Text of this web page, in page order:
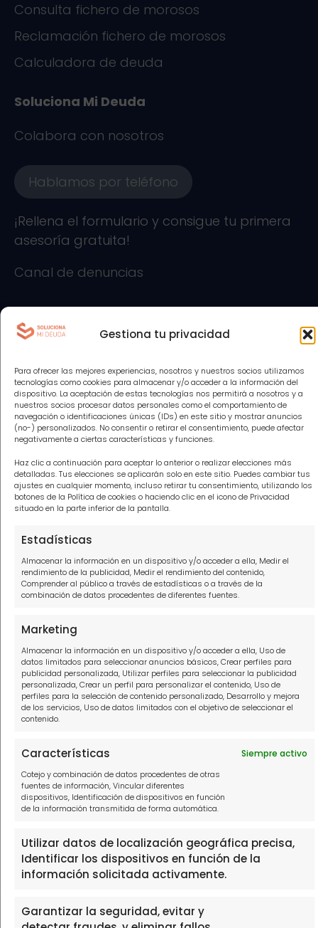
Gestiona tu privacidad
Para ofrecer las mejores experiencias, nosotros y nuestros socios utilizamos
tecnologías como cookies para almacenar y/o acceder a la información del
dispositivo. La aceptación de estas tecnologías nos permitirá a nosotros y a
nuestros socios procesar datos personales como el comportamiento de
navegación o identificaciones únicas (IDs) en este sitio y mostrar anuncios
(no-) personalizados. No consentir o retirar el consentimiento, puede afectar
negativamente a ciertas características y funciones.
Haz clic a continuación para aceptar lo anterior o realizar elecciones más
detalladas. Tus elecciones se aplicarán solo en este sitio. Puedes cambiar tus
ajustes en cualquier momento, incluso retirar tu consentimiento, utilizando los
botones de la Política de cookies o haciendo clic en el icono de Privacidad
situado en la parte inferior de la pantalla.
Estadísticas
Almacenar la información en un dispositivo y/o acceder a ella, Medir el
rendimiento de la publicidad, Medir el rendimiento del contenido,
Comprender al público a través de estadísticas o a través de la
combinación de datos procedentes de diferentes fuentes.
Marketing
Almacenar la información en un dispositivo y/o acceder a ella, Uso de
datos limitados para seleccionar anuncios básicos, Crear perfiles para
publicidad personalizada, Utilizar perfiles para seleccionar la publicidad
personalizada, Crear un perfil para personalizar el contenido, Uso de
perfiles para la selección de contenido personalizado, Desarrollo y mejora
de los servicios, Uso de datos limitados con el objetivo de seleccionar el
contenido.
Características Siempre activo
Cotejo y combinación de datos procedentes de otras
fuentes de información, Vincular diferentes
dispositivos, Identificación de dispositivos en función
de la información transmitida de forma automática.
Utilizar datos de localización geográfica precisa,
Identificar los dispositivos en función de la
información solicitada activamente.
Garantizar la seguridad, evitar y
Consulta fichero de morosos
Reclamación fichero de morosos
Calculadora de deuda
Soluciona Mi Deuda
Colabora con nosotros
Hablamos por teléfono
¡Rellena el formulario y consigue tu primera
asesoría gratuita!
Canal de denuncias
Abogados para tus deudas Sevilla
Abogados para tus deudas Barcelona
Abogados para tus deudas Alicante
Abogados para tus deudas Las Palmas
Abogados para tus deudas Málaga
Abogados para tus deudas Tenerife
Abogados para tus deudas Valencia
Información
Política de privacidad
Política de cookies
Aviso Legal
Contacto
910916445
hola@solucionamideuda.es
WhatsApp
THE FINTECH LABORATORY, S.L.U, con domicilio social en PASEO